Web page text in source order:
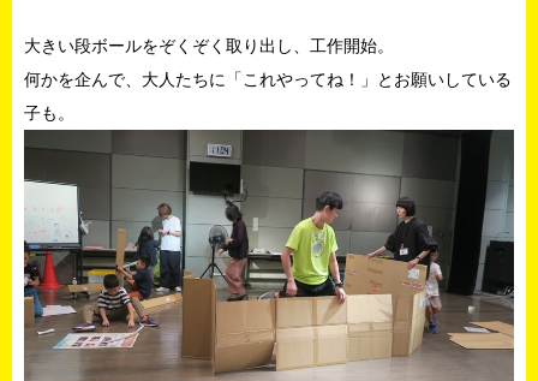
大きい段ボールをぞくぞく取り出し、工作開始。
何かを企んで、大人たちに「これやってね！」とお願いしている
子も。